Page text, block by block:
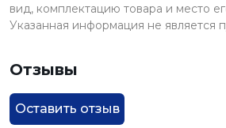
вид, комплектацию товара и место
Указанная информация не является
Отзывы
Оставить отзыв